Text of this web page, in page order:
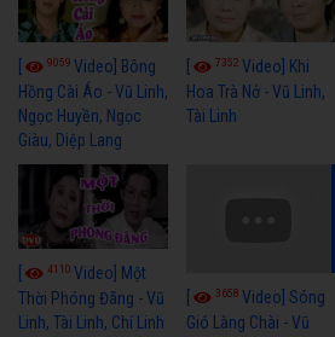
9059 Video] Bông
Hồng Cài Áo - Vũ Linh,
Ngọc Huyền, Ngọc
Giàu, Diệp Lang
7352Video] Khi
Hoa Trà Nở - Vũ Linh,
Tài Linh
4110 Video] Một
Thời Phóng Đãng - Vũ
Linh, Tài Linh, Chí Linh
3658Video] Sóng
Gió Làng Chài - Vũ